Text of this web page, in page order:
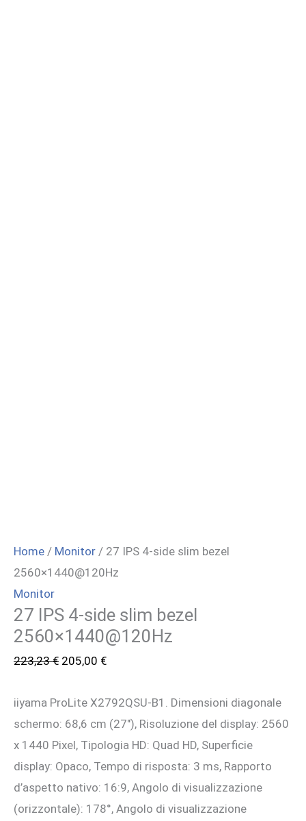
Home / Monitor / 27 IPS 4-side slim bezel
2560×1440@120Hz
Monitor
27 IPS 4-side slim bezel
2560×1440@120Hz
223,23€ Il
originale
era:
223,23 €.
205,00 €Il
attuale
è:
205,00 €.
iiyama ProLite X2792QSU-B1. Dimensioni diagonale
schermo: 68,6 cm (27″), Risoluzione del display: 2560
x 1440 Pixel, Tipologia HD: Quad HD, Superficie
display: Opaco, Tempo di risposta: 3 ms, Rapporto
d’aspetto nativo: 16:9, Angolo di visualizzazione
(orizzontale): 178°, Angolo di visualizzazione